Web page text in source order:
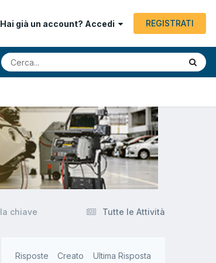
Hai già un account? Accedi REGISTRATI
Tutte le Attività
chiave
Risposte Creato Ultima Risposta